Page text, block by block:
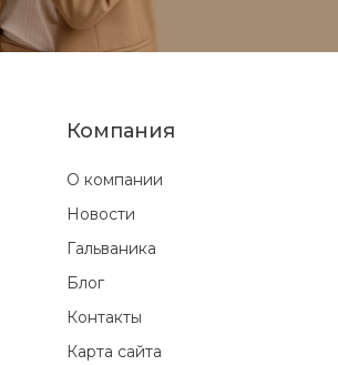
Компания
О компании
Новости
Гальваника
Блог
Контакты
Карта сайта